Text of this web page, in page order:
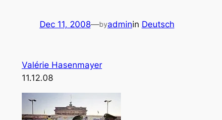
Dec 11, 2008—byadminin Deutsch
Valérie Hasenmayer
11.12.08